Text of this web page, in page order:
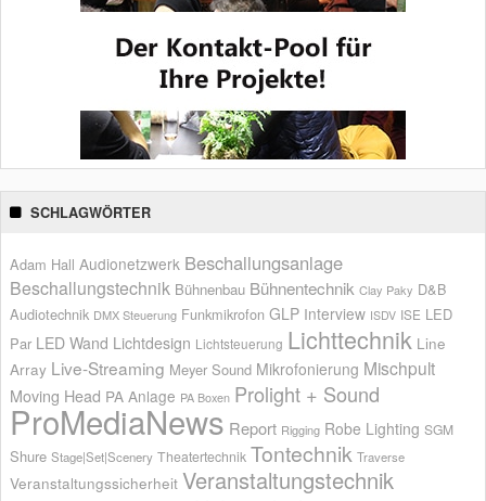
SCHLAGWÖRTER
Adam Hall Audionetzwerk Beschallungsanlage
Beschallungstechnik Bühnenbau Bühnentechnik Clay Paky D&B
Audiotechnik DMX Steuerung Funkmikrofon GLP Interview ISDV ISE LED
Par LED Wand Lichtdesign Lichtsteuerung Lichttechnik Line
Array Live-Streaming Meyer Sound Mikrofonierung Mischpult
Moving Head PA Anlage PA Boxen Prolight + Sound
ProMediaNews Report Rigging Robe Lighting SGM
Shure Stage|Set|Scenery Theatertechnik Tontechnik Traverse
Veranstaltungssicherheit Veranstaltungstechnik